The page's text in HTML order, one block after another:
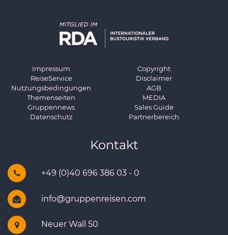
Impressum
ReiseService
Nutzungsbedingungen
Themenseiten
Gruppennews
Datenschutz
Copyright
Disclaimer
AGB
MEDIA
Sales Guide
Partnerbereich
Kontakt
+49 (0)40 696 386 03 - 0
info@gruppenreisen.com
Neuer Wall 50